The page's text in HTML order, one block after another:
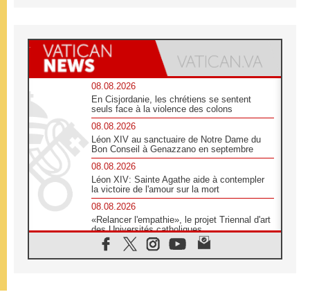
08.08.2026
En Cisjordanie, les chrétiens se sentent
seuls face à la violence des colons
08.08.2026
Léon XIV au sanctuaire de Notre Dame du
Bon Conseil à Genazzano en septembre
08.08.2026
Léon XIV: Sainte Agathe aide à contempler
la victoire de l'amour sur la mort
08.08.2026
«Relancer l'empathie», le projet Triennal d'art
des Universités catholiques
08.08.2026
Signis 2026, donner la parole aux religieuses